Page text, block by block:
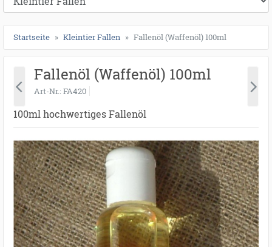
Startseite Kleintier Fallen Fallenöl (Waffenöl) 100ml
Fallenöl (Waffenöl) 100ml
Art-Nr. FA420
100ml hochwertiges Fallenöl